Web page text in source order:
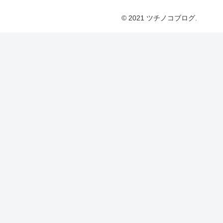
© 2021 ツチノコブログ.